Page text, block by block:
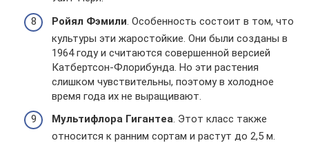
Ройял Фэмили . Особенность состоит в том, что
культуры эти жаростойкие. Они были созданы в
1964 году и считаются совершенной версией
Катбертсон-Флорибунда. Но эти растения
слишком чувствительны, поэтому в холодное
время года их не выращивают.
Мультифлора Гигантеа. Этот класс также
относится к ранним сортам и растут до 2,5 м.